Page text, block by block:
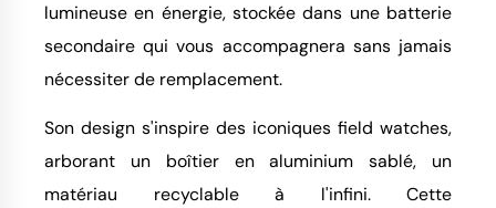
lumineuse en énergie, stockée dans une batterie
secondaire qui vous accompagnera sans jamais
nécessiter de remplacement.
Son design s'inspire des iconiques field watches,
arborant un boîtier en aluminium sablé, un
matériau recyclable à l'infini. Cette